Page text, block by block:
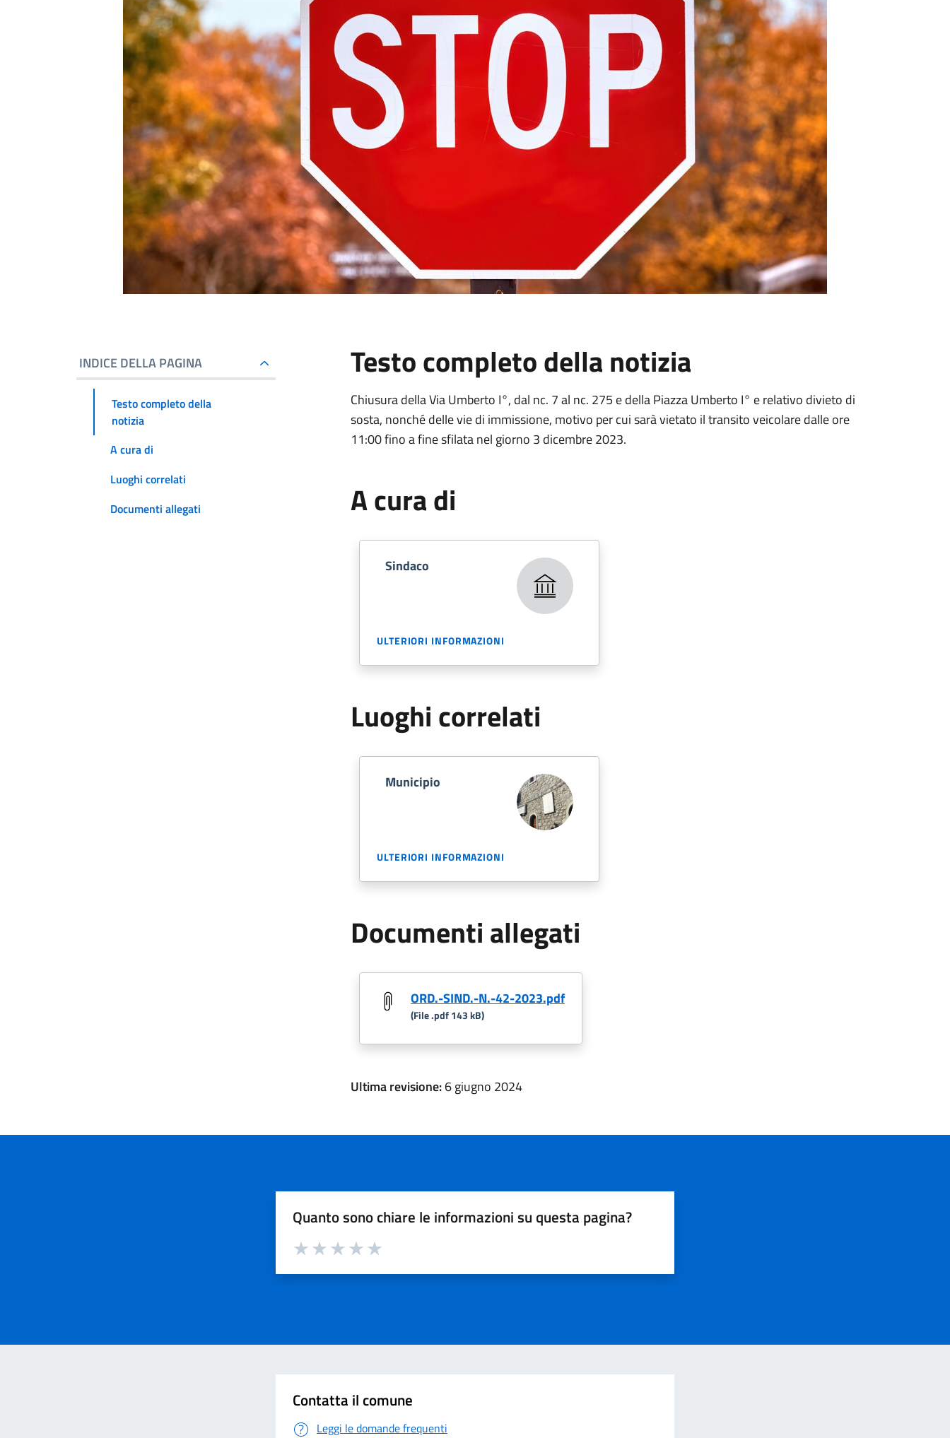
INDICE DELLA PAGINA
Testo completo della
notizia
A cura di
Luoghi correlati
Documenti allegati
Testo completo della notizia
Chiusura della Via Umberto I°, dal nc. 7 al nc. 275 e della Piazza Umberto I° e relativo divieto di
sosta, nonché delle vie di immissione, motivo per cui sarà vietato il transito veicolare dalle ore
11:00 fino a fine sfilata nel giorno 3 dicembre 2023.
A cura di
Sindaco
ULTERIORI INFORMAZIONI
Luoghi correlati
Municipio
ULTERIORI INFORMAZIONI
Documenti allegati
ORD.-SIND.-N.-42-2023.pdf
(File .pdf 143 kB)
Ultima revisione:6 giugno 2024
Quanto sono chiare le informazioni su questa pagina?
Contatta il comune
Leggi le domande frequenti